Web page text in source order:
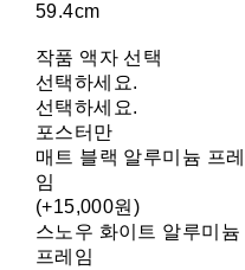
59.4cm
작품 액자 선택
선택하세요.
선택하세요.
포스터만
매트 블랙 알루미늄 프레
임
(+15,000원)
스노우 화이트 알루미늄
프레임